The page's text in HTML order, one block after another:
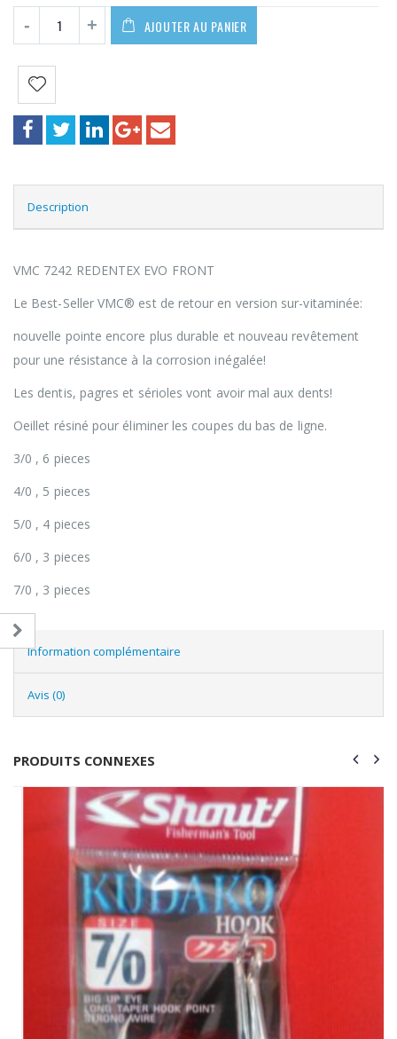
AJOUTER AU PANIER
Description
VMC 7242 REDENTEX EVO FRONT
Le Best-Seller VMC® est de retour en version sur-vitaminée:
nouvelle pointe encore plus durable et nouveau revêtement
pour une résistance à la corrosion inégalée!
Les dentis, pagres et sérioles vont avoir mal aux dents!
Oeillet résiné pour éliminer les coupes du bas de ligne.
3/0 , 6 pieces
4/0 , 5 pieces
5/0 , 4 pieces
6/0 , 3 pieces
7/0 , 3 pieces
Information complémentaire
Avis (0)
PRODUITS CONNEXES